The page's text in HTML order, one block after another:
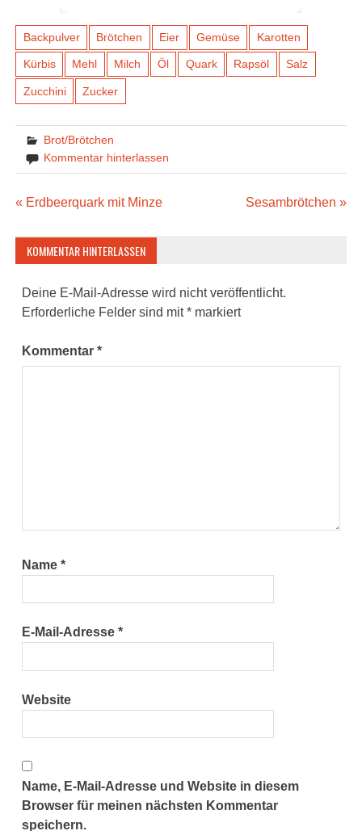
Backpulver Brötchen Eier Gemüse Karotten
Kürbis Mehl Milch Öl Quark Rapsöl Salz
Zucchini Zucker
Brot/Brötchen
Kommentar hinterlassen
Beitragsnavigation
« Erdbeerquark mit Minze Sesambrötchen »
KOMMENTAR HINTERLASSEN
Deine E-Mail-Adresse wird nicht veröffentlicht.
Erforderliche Felder sind mit* markiert
Kommentar*
Name*
E-Mail-Adresse*
Website
Name, E-Mail-Adresse und Website in diesem
Browser für meinen nächsten Kommentar
speichern.